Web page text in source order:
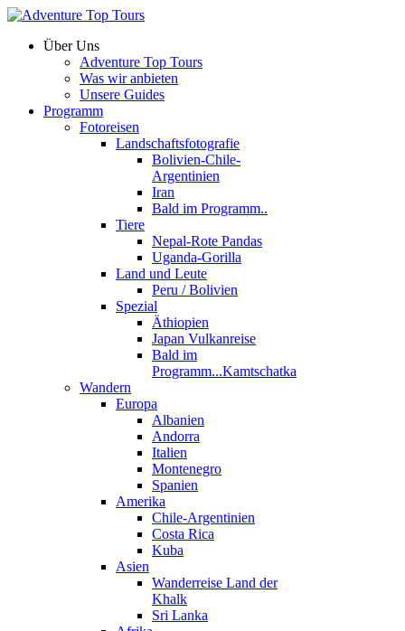
Über Uns
Adventure Top Tours
Was wir anbieten
Unsere Guides
Programm
Fotoreisen
Landschaftsfotografie
Bolivien-Chile-
Argentinien
Iran
Bald im Programm..
Tiere
Nepal-Rote Pandas
Uganda-Gorilla
Land und Leute
Peru / Bolivien
Spezial
Äthiopien
Japan Vulkanreise
Bald im
Programm...Kamtschatka
Wandern
Europa
Albanien
Andorra
Italien
Montenegro
Spanien
Amerika
Chile-Argentinien
Costa Rica
Kuba
Asien
Wanderreise Land der
Khalk
Sri Lanka